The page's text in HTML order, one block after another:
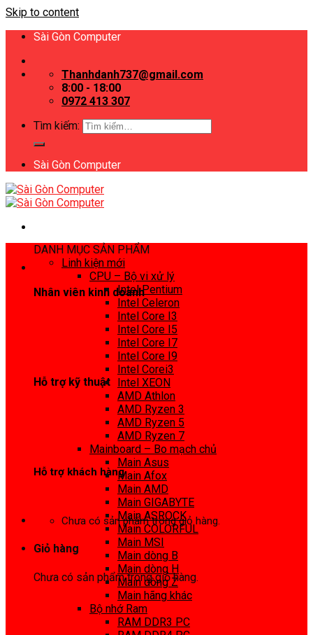
Skip to content
Sài Gòn Computer
Thanhdanh737@gmail.com
8:00 - 18:00
0972 413 307
Tìm kiếm:
Sài Gòn Computer
Nhân viên kinh doanh
Hỗ trợ kỹ thuật
Hỗ trợ khách hàng
Chưa có sản phẩm trong giỏ hàng.
Giỏ hàng
Chưa có sản phẩm trong giỏ hàng.
DANH MỤC SẢN PHẨM
Linh kiện mới
CPU – Bộ vi xử lý
Intel Pentium
Intel Celeron
Intel Core I3
Intel Core I5
Intel Core I7
Intel Core I9
Intel Corei3
Intel XEON
AMD Athlon
AMD Ryzen 3
AMD Ryzen 5
AMD Ryzen 7
Mainboard – Bo mạch chủ
Main Asus
Main Afox
Main AMD
Main GIGABYTE
Main ASROCK
Main COLORFUL
Main MSI
Main dòng B
Main dòng H
Main dòng Z
Main hãng khác
Bộ nhớ Ram
RAM DDR3 PC